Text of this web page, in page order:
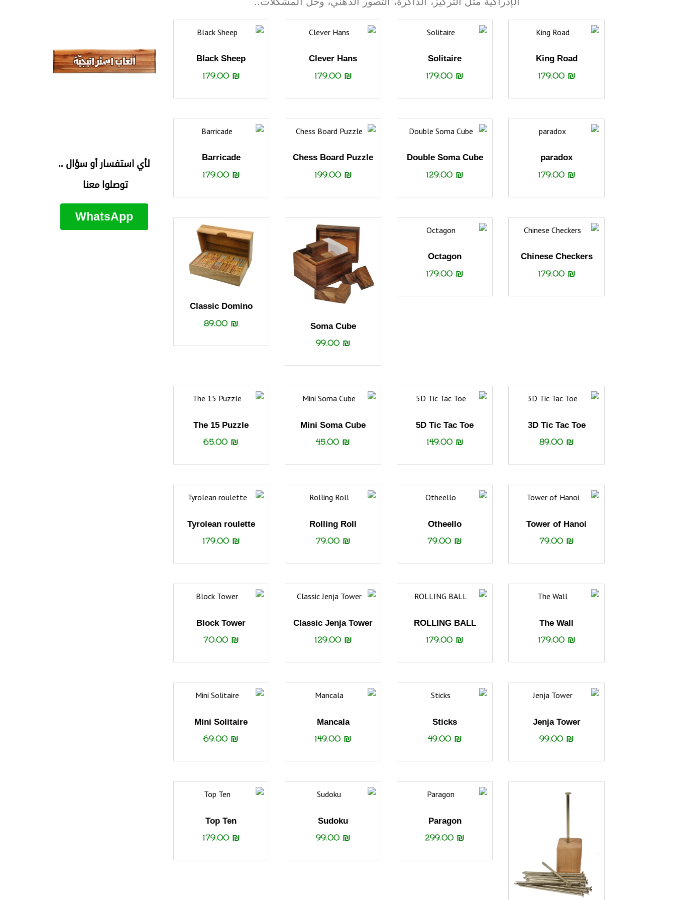
King Road
179.00 ₪
Solitaire
179.00 ₪
Clever Hans
179.00 ₪
Black Sheep
179.00 ₪
paradox
179.00 ₪
Double Soma Cube
129.00 ₪
Chess Board Puzzle
199.00 ₪
Barricade
179.00 ₪
Chinese Checkers
179.00 ₪
Octagon
179.00 ₪
Soma Cube
99.00 ₪
Classic Domino
89.00 ₪
3D Tic Tac Toe
89.00 ₪
5D Tic Tac Toe
149.00 ₪
Mini Soma Cube
45.00 ₪
The 15 Puzzle
65.00 ₪
Tower of Hanoi
79.00 ₪
Otheello
79.00 ₪
Rolling Roll
79.00 ₪
Tyrolean roulette
179.00 ₪
The Wall
179.00 ₪
ROLLING BALL
179.00 ₪
Classic Jenja Tower
129.00 ₪
Block Tower
70.00 ₪
Jenja Tower
99.00 ₪
Sticks
49.00 ₪
Mancala
149.00 ₪
Mini Solitaire
69.00 ₪
Paragon
299.00 ₪
Sudoku
99.00 ₪
Top Ten
179.00 ₪
لأي استفسار أو سؤال ..
توصلوا معنا
WhatsApp